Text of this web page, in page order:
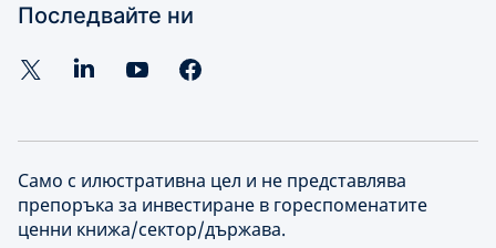
Последвайте ни
Само с илюстративна цел и не представлява
препоръка за инвестиране в гореспоменатите
ценни книжа/сектор/държава.